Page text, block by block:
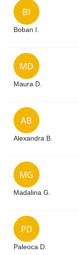
BI
Boban I.
MD
Maura D.
AB
Alexandra B.
MG
Madalina G.
PD
Paleoca D.